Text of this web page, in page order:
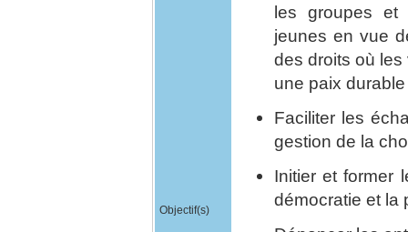
Objectif(s)
les groupes et
jeunes en vue
des droits où
une paix
Faciliter les
gestion de la
Initier et former
démocratie et la